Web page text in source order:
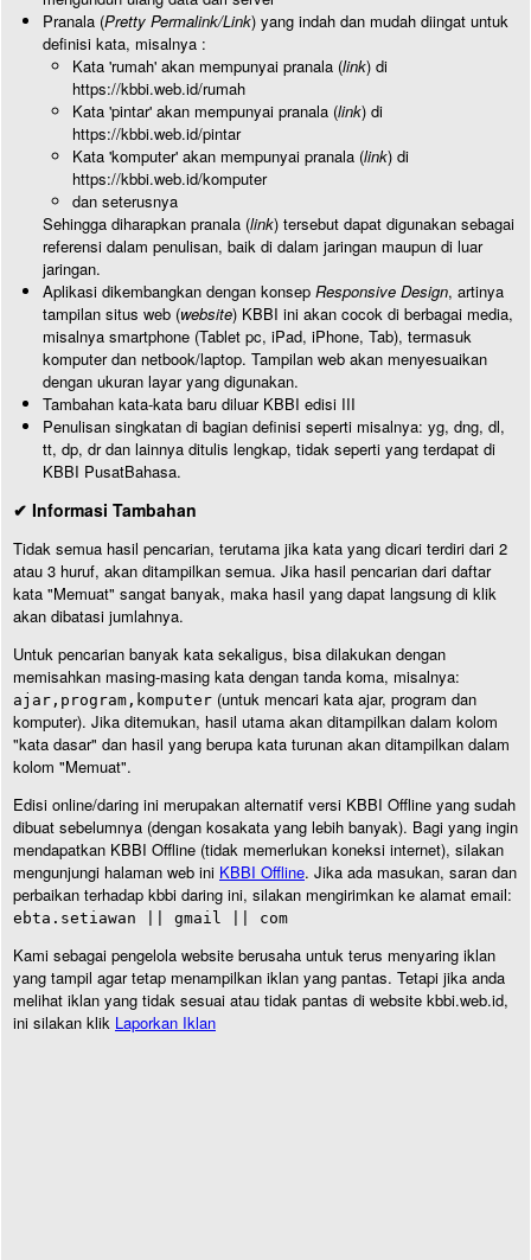
Pranala (Pretty Permalink/Link) yang indah dan mudah diingat untuk
definisi kata, misalnya :
Kata 'rumah' akan mempunyai pranala (link) di
https://kbbi.web.id/rumah
Kata 'pintar' akan mempunyai pranala (link) di
https://kbbi.web.id/pintar
Kata 'komputer' akan mempunyai pranala (link) di
https://kbbi.web.id/komputer
dan seterusnya
Sehingga diharapkan pranala (link) tersebut dapat digunakan sebagai
referensi dalam penulisan, baik di dalam jaringan maupun di luar
jaringan.
Aplikasi dikembangkan dengan konsep Responsive Design, artinya
tampilan situs web (website) KBBI ini akan cocok di berbagai media,
misalnya smartphone (Tablet pc, iPad, iPhone, Tab), termasuk
komputer dan netbook/laptop. Tampilan web akan menyesuaikan
dengan ukuran layar yang digunakan.
Tambahan kata-kata baru diluar KBBI edisi III
Penulisan singkatan di bagian definisi seperti misalnya: yg, dng, dl,
tt, dp, dr dan lainnya ditulis lengkap, tidak seperti yang terdapat di
KBBI PusatBahasa.
✔ Informasi Tambahan
Tidak semua hasil pencarian, terutama jika kata yang dicari terdiri dari 2
atau 3 huruf, akan ditampilkan semua. Jika hasil pencarian dari daftar
kata "Memuat" sangat banyak, maka hasil yang dapat langsung di klik
akan dibatasi jumlahnya.
Untuk pencarian banyak kata sekaligus, bisa dilakukan dengan
memisahkan masing-masing kata dengan tanda koma, misalnya:
ajar,program,komputer (untuk mencari kata ajar, program dan
komputer). Jika ditemukan, hasil utama akan ditampilkan dalam kolom
"kata dasar" dan hasil yang berupa kata turunan akan ditampilkan dalam
kolom "Memuat".
Edisi online/daring ini merupakan alternatif versi KBBI Offline yang sudah
dibuat sebelumnya (dengan kosakata yang lebih banyak). Bagi yang ingin
mendapatkan KBBI Offline (tidak memerlukan koneksi internet), silakan
mengunjungi halaman web ini KBBI Offline. Jika ada masukan, saran dan
perbaikan terhadap kbbi daring ini, silakan mengirimkan ke alamat email:
ebta.setiawan || gmail || com
Kami sebagai pengelola website berusaha untuk terus menyaring iklan
yang tampil agar tetap menampilkan iklan yang pantas. Tetapi jika anda
melihat iklan yang tidak sesuai atau tidak pantas di website kbbi.web.id,
ini silakan klik Laporkan Iklan